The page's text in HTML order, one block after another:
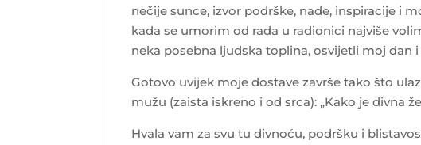
nečije sunce, izvor podrške, nade, inspiracije i
kada se umorim od rada u radionici najviše
neka posebna ljudska toplina, osvijetli moj dan
Gotovo uvijek moje dostave završe tako što
mužu (zaista iskreno i od srca): „Kako je divna
Hvala vam za svu tu divnoću, podršku i